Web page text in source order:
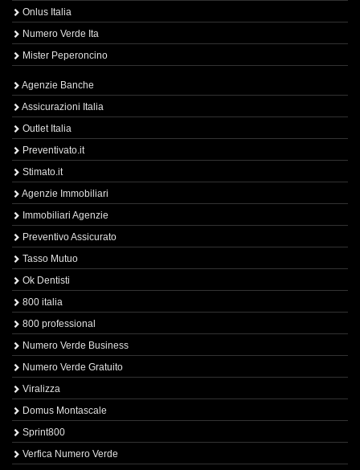
Onlus Italia
Numero Verde Ita
Mister Peperoncino
Agenzie Banche
Assicurazioni Italia
Outlet Italia
Preventivato.it
Stimato.it
Agenzie Immobiliari
Immobiliari Agenzie
Preventivo Assicurato
Tasso Mutuo
Ok Dentisti
800 italia
800 professional
Numero Verde Business
Numero Verde Gratuito
Viralizza
Domus Montascale
Sprint800
Verfica Numero Verde